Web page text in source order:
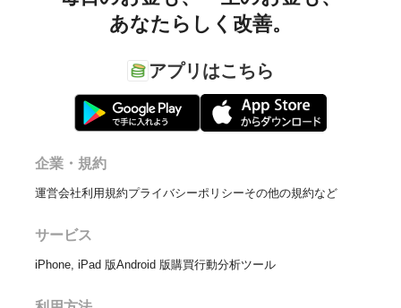
あなたらしく改善。
アプリはこちら
企業・規約
運営会社利用規約プライバシーポリシーその他の規約など
サービス
iPhone, iPad 版Android 版購買行動分析ツール